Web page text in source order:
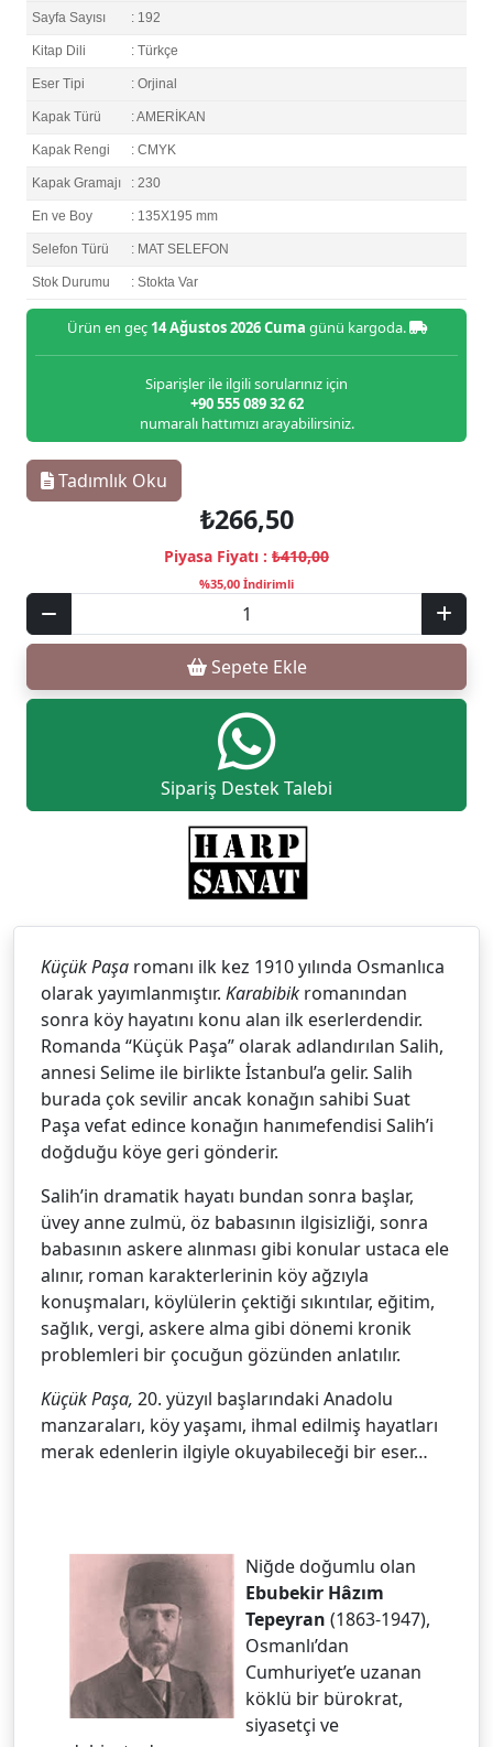
Sayfa Sayısı : 192
Kitap Dili : Türkçe
Eser Tipi : Orjinal
Kapak Türü : AMERİKAN
Kapak Rengi : CMYK
Kapak Gramajı : 230
En ve Boy : 135X195 mm
Selefon Türü : MAT SELEFON
Stok Durumu : Stokta Var
Ürün en geç 14 Ağustos 2026 Cuma günü kargoda.
Siparişler ile ilgili sorularınız için
+90 555 089 32 62
numaralı hattımızı arayabilirsiniz.
Tadımlık Oku
₺266,50
Piyasa Fiyatı : ₺410,00
%35,00 İndirimli
Sepete Ekle
Sipariş Destek Talebi
Küçük Paşa romanı ilk kez 1910 yılında Osmanlıca
olarak yayımlanmıştır. Karabibik romanından
sonra köy hayatını konu alan ilk eserlerdendir.
Romanda “Küçük Paşa” olarak adlandırılan Salih,
annesi Selime ile birlikte İstanbul’a gelir. Salih
burada çok sevilir ancak konağın sahibi Suat
Paşa vefat edince konağın hanımefendisi Salih’i
doğduğu köye geri gönderir.
Salih’in dramatik hayatı bundan sonra başlar,
üvey anne zulmü, öz babasının ilgisizliği, sonra
babasının askere alınması gibi konular ustaca ele
alınır, roman karakterlerinin köy ağzıyla
konuşmaları, köylülerin çektiği sıkıntılar, eğitim,
sağlık, vergi, askere alma gibi dönemi kronik
problemleri bir çocuğun gözünden anlatılır.
Küçük Paşa, 20. yüzyıl başlarındaki Anadolu
manzaraları, köy yaşamı, ihmal edilmiş hayatları
merak edenlerin ilgiyle okuyabileceği bir eser…
Niğde doğumlu olan
Ebubekir Hâzım
Tepeyran (1863-1947),
Osmanlı’dan
Cumhuriyet’e uzanan
köklü bir bürokrat,
siyasetçi ve